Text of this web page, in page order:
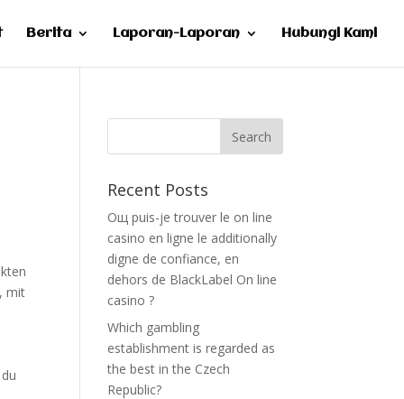
Berita Laporan-Laporan Hubungi Kami
mit
Recent Posts
Oщ puis-je trouver le on line
casino en ligne le additionally
digne de confiance, en
dehors de BlackLabel On line
casino ?
Which gambling
establishment is regarded as
the best in the Czech
Republic?